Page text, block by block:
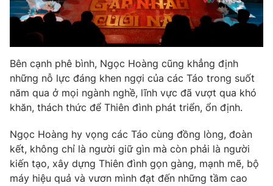
® Cấm sao chép dưới mọi hình thức nếu không có sự chấp
thuận bằng văn bản. Ghi rõ nguồn VTV.vn khi phát hành lại
thông tin từ website này.
Bên cạnh phê bình, Ngọc Hoàng cũng khẳng định
những nỗ lực đáng khen ngợi của các Táo trong suốt
năm qua ở mọi ngành nghề, lĩnh vực đã vượt qua khó
khăn, thách thức để Thiên đình phát triển, ổn định.
Ngọc Hoàng hy vọng các Táo cùng đồng lòng, đoàn
kết, không chỉ là người giữ gìn mà còn phải là người
kiến tạo, xây dựng Thiên đình gọn gàng, mạnh mẽ, bộ
máy hiệu quả và vươn mình đạt đến những tầm cao